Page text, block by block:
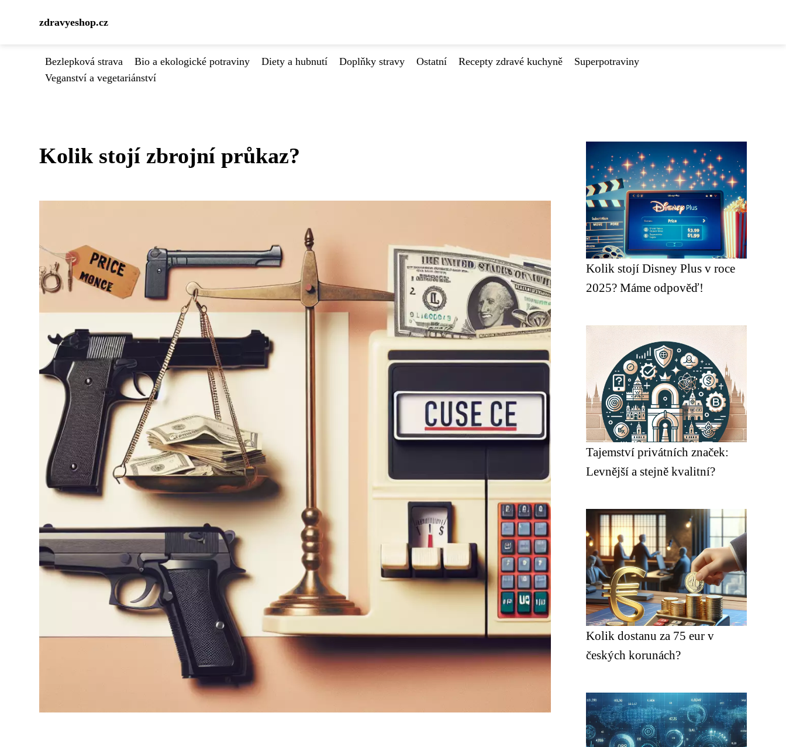
zdravyeshop.cz
Bezlepková strava Bio a ekologické potraviny Diety a hubnutí Doplňky stravy Ostatní Recepty zdravé kuchyně
Superpotraviny
Veganství a vegetariánství
Kolik stojí zbrojní průkaz?
Kolik stojí Disney Plus v roce
2025? Máme odpověď!
Tajemství privátních značek:
Levnější a stejně kvalitní?
Kolik dostanu za 75 eur v
českých korunách?